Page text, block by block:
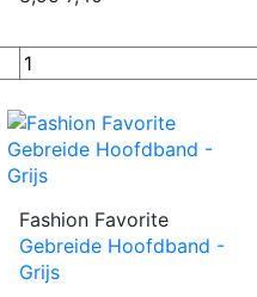
Fashion Favorite
Gebreide Hoofdband -
Grijs